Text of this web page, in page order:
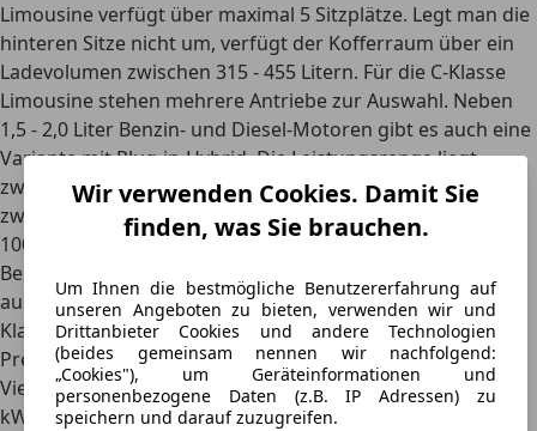
Wir verwenden Cookies. Damit Sie
finden, was Sie brauchen.
Um Ihnen die bestmögliche Benutzererfahrung auf
unseren Angeboten zu bieten, verwenden wir und
Drittanbieter Cookies und andere Technologien
(beides gemeinsam nennen wir nachfolgend:
„Cookies"), um Geräteinformationen und
personenbezogene Daten (z.B. IP Adressen) zu
speichern und darauf zuzugreifen.
Limousine verfügt über maximal 5 Sitzplätze. Legt man die
hinteren Sitze nicht um, verfügt der Kofferraum über ein
Ladevolumen zwischen 315 - 455 Litern. Für die C-Klasse
Limousine stehen mehrere Antriebe zur Auswahl. Neben
1,5 - 2,0 Liter Benzin- und Diesel-Motoren gibt es auch eine
Variante mit Plug-in-Hybrid. Die Leistungsrange liegt
zwischen 120 und 313 kW, die Verbrauchswerte werden
zwischen 0,6 l/100 km + 21.0 kWh/100km und 7,0 Liter auf
100 km angegeben. Die maximale Dachlast der Mercedes-
Benz C-Klasse wird mit 100 kg angegeben, ebenfalls
ausreichend ist die maximale Stützlast von 75 kg. Die C-
Klasse darf maximal 1,8 Tonnen an den Haken nehmen.
Preislich geht es los ab 41.941,55 Euro, wir empfehlen für
Vielfahrer den Mercedes-Benz C 220d, der über einen 147
kW starken Diesel-Motor verfügt, der mit einem